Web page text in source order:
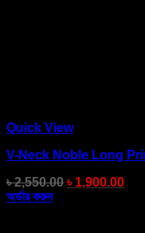
Quick View
V-Neck Noble Long
৳2,550.00 ৳ 1,900.00
অর্ডার করুন